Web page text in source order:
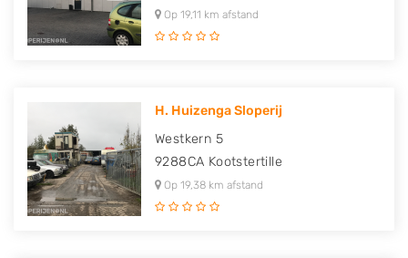
Op 19,11 km afstand
H. Huizenga Sloperij
Westkern 5
9288CA Kootstertille
Op 19,38 km afstand